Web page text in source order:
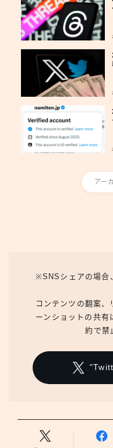
アー
※SNSシェアの場合
コンテンツの翻案、
ーンショットの共有
約で禁